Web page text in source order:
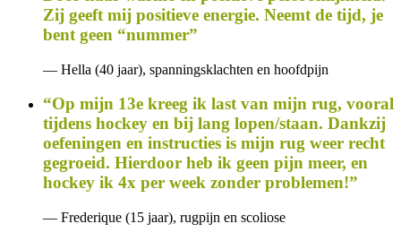
Zij geeft mij positieve energie. Neemt de tijd, je
bent geen “nummer”
— Hella (40 jaar), spanningsklachten en hoofdpijn
“Op mijn 13e kreeg ik last van mijn rug, vooral
tijdens hockey en bij lang lopen/staan. Dankzij
oefeningen en instructies is mijn rug weer recht
gegroeid. Hierdoor heb ik geen pijn meer, en
hockey ik 4x per week zonder problemen!”
— Frederique (15 jaar), rugpijn en scoliose